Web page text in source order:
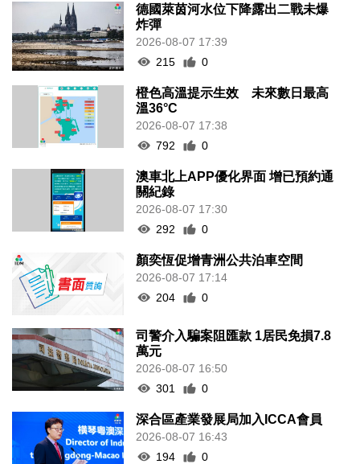
德國萊茵河水位下降露出二戰未爆
炸彈
2026-08-07 17:39
215
0
橙色高溫提示生效 未來數日最高
溫36°C
2026-08-07 17:38
792
0
澳車北上APP優化界面 增已預約通
關紀錄
2026-08-07 17:30
292
0
顏奕恆促增青洲公共泊車空間
2026-08-07 17:14
204
0
司警介入騙案阻匯款 1居民免損7.8
萬元
2026-08-07 16:50
301
0
深合區產業發展局加入ICCA會員
2026-08-07 16:43
194
0